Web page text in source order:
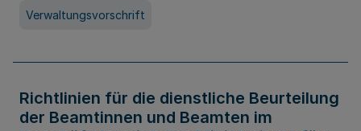
Verwaltungsvorschrift
Richtlinien für die dienstliche Beurteilung
der Beamtinnen und Beamten im